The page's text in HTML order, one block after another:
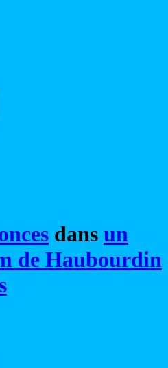
dans un
de Haubourdin